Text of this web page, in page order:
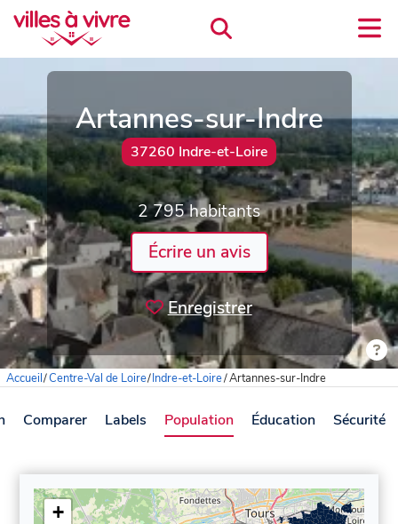
Artannes-sur-Indre
37260 Indre-et-Loire
2 795 habitants
Écrire un avis
Enregistrer
Accueil/Centre-Val de Loire/Indre-et-Loire/Artannes-sur-Indre
Comparer Labels Population Éducation Sécurité
+